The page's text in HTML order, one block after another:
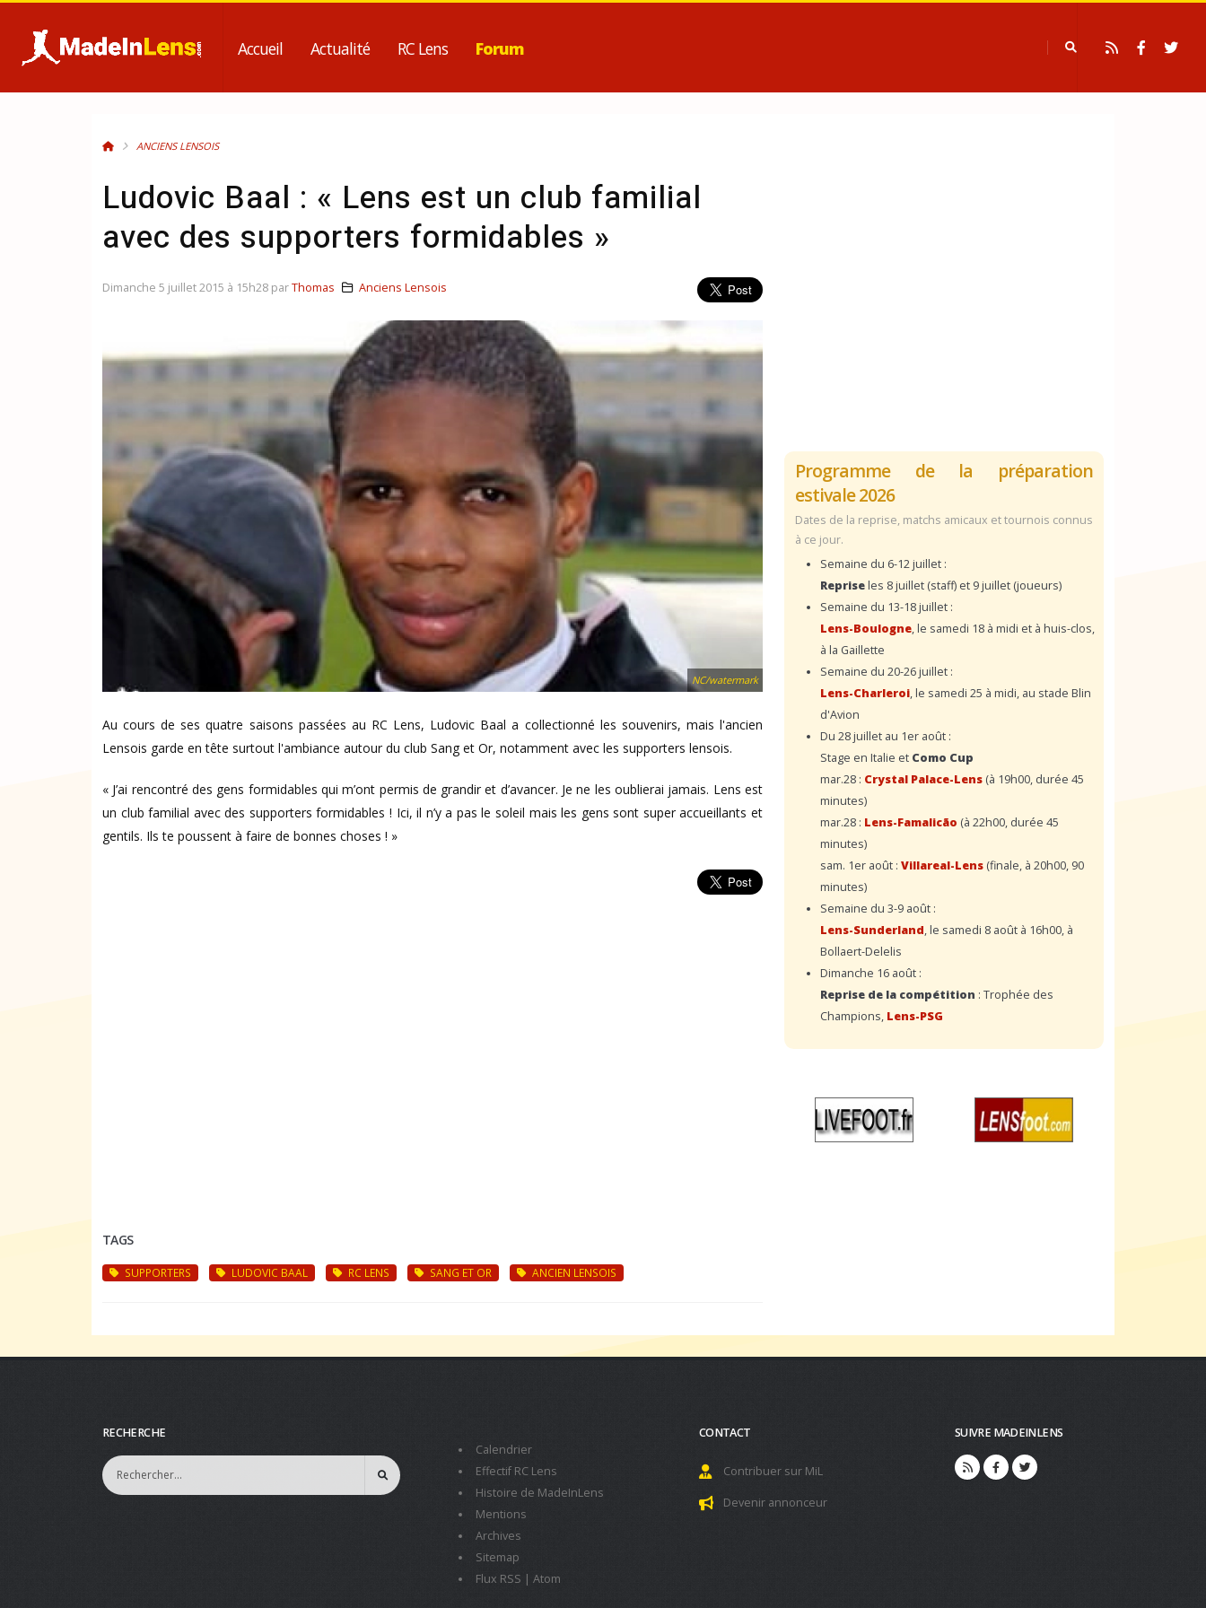
Accueil Actualité RC Lens Forum
ANCIENS LENSOIS
Ludovic Baal : « Lens est un club familial
avec des supporters formidables »
NC/watermark
Au cours de ses quatre saisons passées au RC Lens, Ludovic Baal a collectionné les souvenirs, mais l'ancien
Lensois garde en tête surtout l'ambiance autour du club Sang et Or, notamment avec les supporters lensois.
« J’ai rencontré des gens formidables qui m’ont permis de grandir et d’avancer. Je ne les oublierai jamais. Lens est
un club familial avec des supporters formidables ! Ici, il n’y a pas le soleil mais les gens sont super accueillants et
gentils. Ils te poussent à faire de bonnes choses ! »
Dimanche 5 juillet 2015 à 15h28 parThomas Anciens Lensois
TAGS
SUPPORTERS LUDOVIC BAAL RC LENS SANG ET OR ANCIEN LENSOIS
Programme de la préparation
estivale 2026
Dates de la reprise, matchs amicaux et tournois connus
à ce jour.
Semaine du 6-12 juillet :
Repriseles 8 juillet (staff) et 9 juillet (joueurs)
Semaine du 13-18 juillet :
Lens-Boulogne, le samedi 18 à midi et à huis-clos,
à la Gaillette
Semaine du 20-26 juillet :
Lens-Charleroi, le samedi 25 à midi, au stade Blin
d'Avion
Du 28 juillet au 1er août :
Stage en Italie et Como Cup
mar.28 : Crystal Palace-Lens (à 19h00, durée 45
minutes)
mar.28 : Lens-Famalicão (à 22h00, durée 45
minutes)
sam. 1er août : Villareal-Lens (finale, à 20h00, 90
minutes)
Semaine du 3-9 août :
Lens-Sunderland, le samedi 8 août à 16h00, à
Bollaert-Delelis
Dimanche 16 août :
Reprise de la compétition : Trophée des
Champions, Lens-PSG
RECHERCHE
Calendrier
Effectif RC Lens
Histoire de MadeInLens
Mentions
Archives
Sitemap
Flux RSS | Atom
CONTACT
Contribuer sur MiL
Devenir annonceur
SUIVRE MADEINLENS